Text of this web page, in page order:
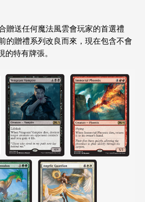
贈送任何魔法風雲會玩家的首選禮
的贈禮系列改良而來，現在包含不會
特有牌張。